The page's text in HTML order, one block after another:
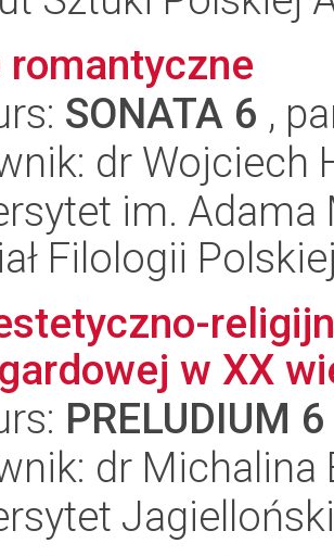
romantyczne
SONATA 6 ,
dr Wojciech
im.
Filologii
w XX
PRELUDIUM 6
dr Michalina